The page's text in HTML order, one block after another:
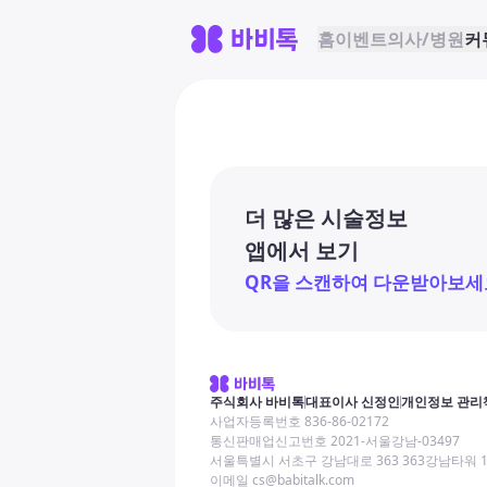
홈이벤트의사/병원커
더 많은 시술정보
앱에서 보기
QR을 스캔하여 다운받아보세
주식회사 바비톡대표이사 신정인개인정보 관리
사업자등록번호 836-86-02172
통신판매업신고번호 2021-서울강남-03497
서울특별시 서초구 강남대로 363 363강남타워
이메일 cs@babitalk.com